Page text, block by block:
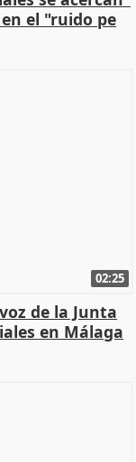
el "ruido pe
02:25
de la Junta
en Málaga